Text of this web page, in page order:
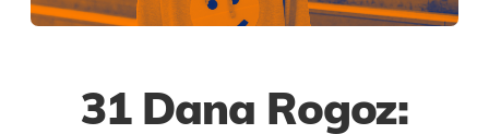
31 Dana Rogoz: